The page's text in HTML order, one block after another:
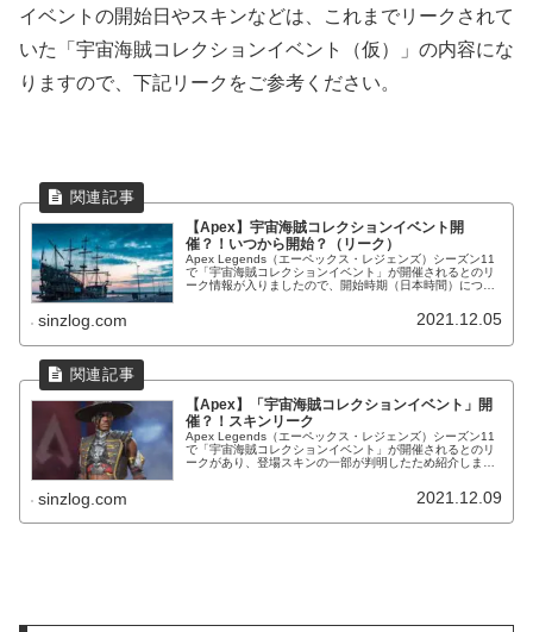
イベントの開始日やスキンなどは、これまでリークされて
いた「宇宙海賊コレクションイベント（仮）」の内容にな
りますので、下記リークをご参考ください。
【Apex】宇宙海賊コレクションイベント開
催？！いつから開始？（リーク）
Apex Legends（エーペックス・レジェンズ）シーズン11
で「宇宙海賊コレクションイベント」が開催されるとのリ
ーク情報が入りましたので、開始時期（日本時間）につい
sinzlog.com 2021.12.05
【Apex】「宇宙海賊コレクションイベント」開
催？！スキンリーク
Apex Legends（エーペックス・レジェンズ）シーズン11
で「宇宙海賊コレクションイベント」が開催されるとのリ
ークがあり、登場スキンの一部が判明したため紹介しま
sinzlog.com 2021.12.09